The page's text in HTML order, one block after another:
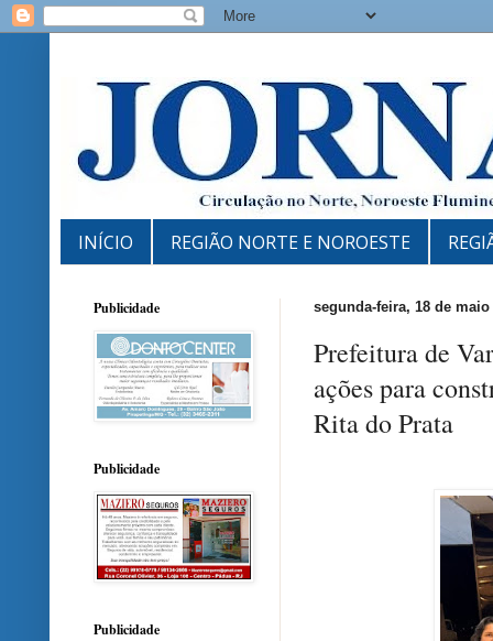
INÍCIO REGIÃO NORTE E NOROESTE
segunda-feira, 18 de maio
Prefeitura de
ações para
Rita do Prata
Publicidade
Publicidade
Publicidade